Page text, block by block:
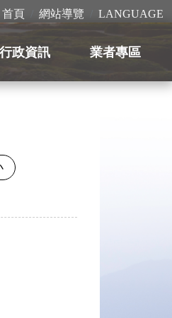
首頁 網站導覽 LANGUAGE
行政資訊 業者專區